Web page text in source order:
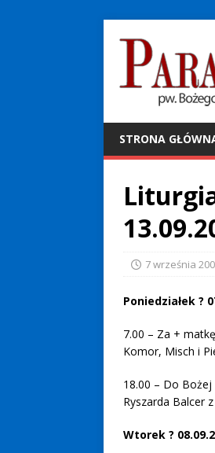
STRONA
7 września
Poniedziałek ?
7.00 – Za +
Komor, Misch i
18.00 – Do Bożej
Ryszarda Balcer
Wtorek ?